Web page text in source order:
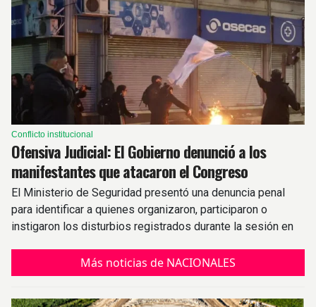
Conflicto institucional
Ofensiva Judicial: El Gobierno denunció a los
manifestantes que atacaron el Congreso
El Ministerio de Seguridad presentó una denuncia penal
para identificar a quienes organizaron, participaron o
instigaron los disturbios registrados durante la sesión en
Más noticias de NACIONALES